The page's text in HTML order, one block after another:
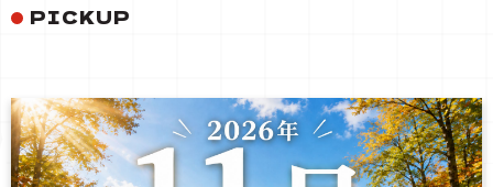
PICKUP